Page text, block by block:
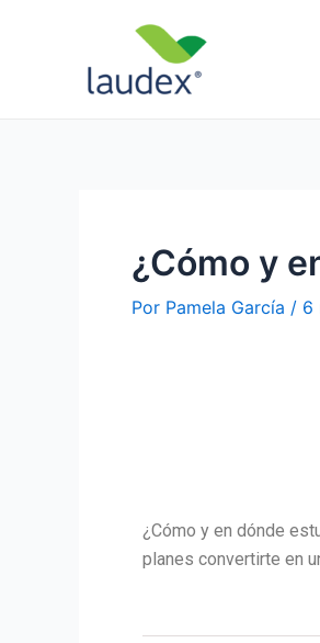
¿Cómo y
Por Pamela García / 6
¿Cómo y en dónde
planes convertirte en
entradas